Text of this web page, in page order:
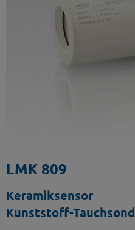
LMK 809
Keramiksensor
Kunststoff-